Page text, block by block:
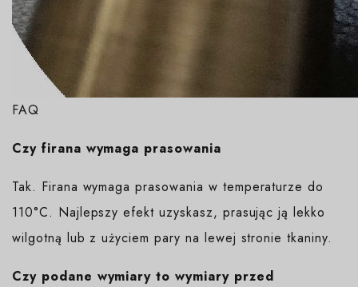
FAQ
Czy firana wymaga prasowania
Tak. Firana wymaga prasowania w temperaturze do
110°C. Najlepszy efekt uzyskasz, prasując ją lekko
wilgotną lub z użyciem pary na lewej stronie tkaniny.
Czy podane wymiary to wymiary przed